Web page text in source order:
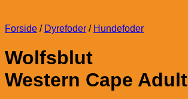
Forside / Dyrefoder / Hundefoder
Wolfsblut
Western Cape Adult